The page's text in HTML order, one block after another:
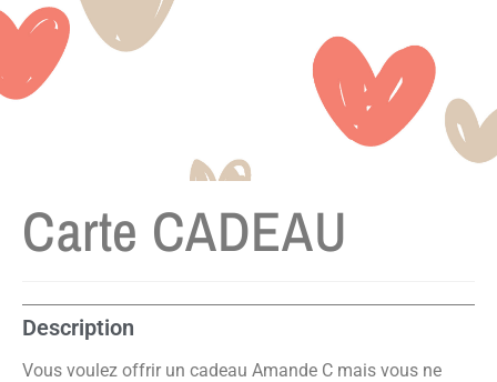
Carte CADEAU
Description
Vous voulez offrir un cadeau Amande C mais vous ne